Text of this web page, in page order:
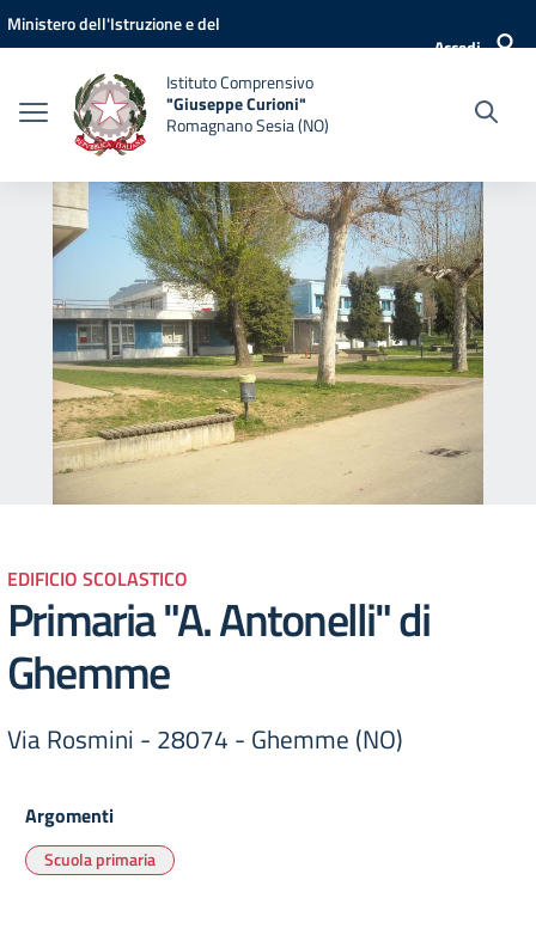
Vai ai contenuti
Vai al menu di navigazione
Vai al footer
Ministero dell'Istruzione e del
Accedi
Istituto Comprensivo
"Giuseppe Curioni"
Romagnano Sesia (NO)
EDIFICIO SCOLASTICO
Primaria "A. Antonelli" di
Ghemme
Via Rosmini - 28074 - Ghemme (NO)
Argomenti
Scuola primaria